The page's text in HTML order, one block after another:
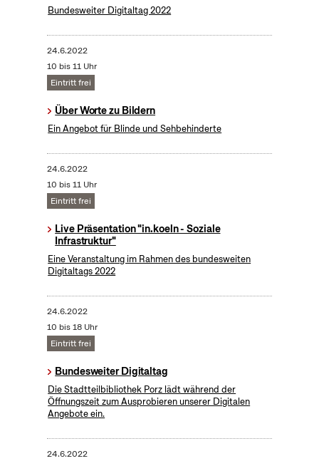
Bundesweiter Digitaltag 2022
24.6.2022
10 bis 11 Uhr
Eintritt frei
Über Worte zu Bildern
Ein Angebot für Blinde und Sehbehinderte
24.6.2022
10 bis 11 Uhr
Eintritt frei
Live Präsentation "in.koeln - Soziale
Infrastruktur"
Eine Veranstaltung im Rahmen des bundesweiten
Digitaltags 2022
24.6.2022
10 bis 18 Uhr
Eintritt frei
Bundesweiter Digitaltag
Die Stadtteilbibliothek Porz lädt während der
Öffnungszeit zum Ausprobieren unserer Digitalen
Angebote ein.
24.6.2022